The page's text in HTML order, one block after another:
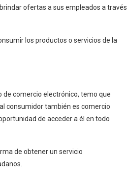
ofertas a sus empleados a través
los productos o servicios de la
de comercio electrónico, temo que
consumidor también es comercio
de acceder a él en todo
de obtener un servicio